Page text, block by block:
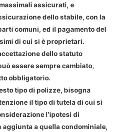
assicurati, e
dello stabile, con la
comuni, ed il pagamento del
di cui si è proprietari.
dello statuto
essere sempre cambiato,
obbligatorio.
tipo di polizze, bisogna
il tipo di tutela di cui si
l’ipotesi di
a quella condominiale,